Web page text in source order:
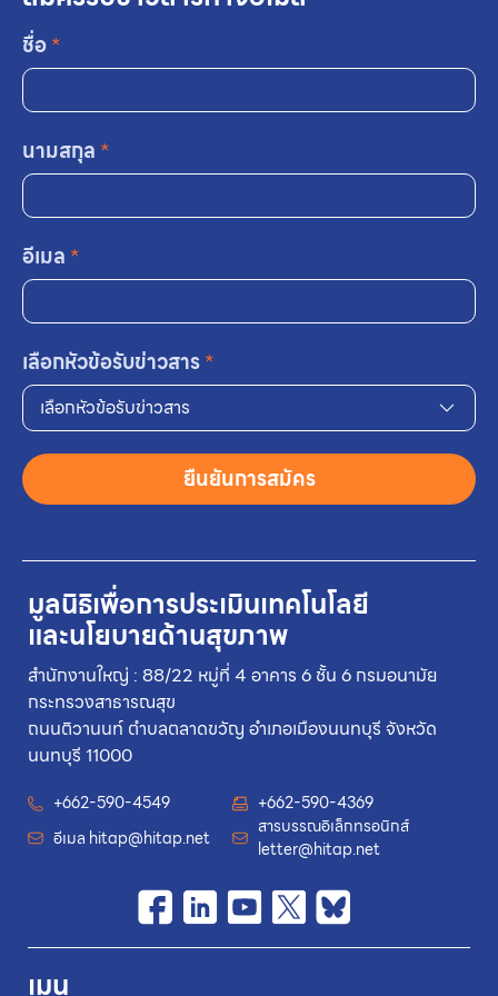
มูลนิธิเพื่อการประเมินเทคโนโลยี
และนโยบายด้านสุขภาพ
สำนักงานใหญ่ : 88/22 หมู่ที่ 4 อาคาร 6 ชั้น 6 กรมอนามัย
กระทรวงสาธารณสุข
ถนนติวานนท์ ตำบลตลาดขวัญ อำเภอเมืองนนทบุรี จังหวัด
นนทบุรี 11000
+662-590-4549
+662-590-4369
อีเมล hitap@hitap.net
สารบรรณอิเล็กทรอนิกส์
letter@hitap.net
เมนู
ชื่อ*
นามสกุล *
อีเมล *
เลือกหัวข้อรับข่าวสาร*
เลือกหัวข้อรับข่าวสาร
ยืนยันการสมัคร